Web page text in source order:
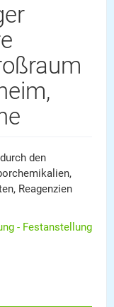
den
Reagenzien
- Festanstellung